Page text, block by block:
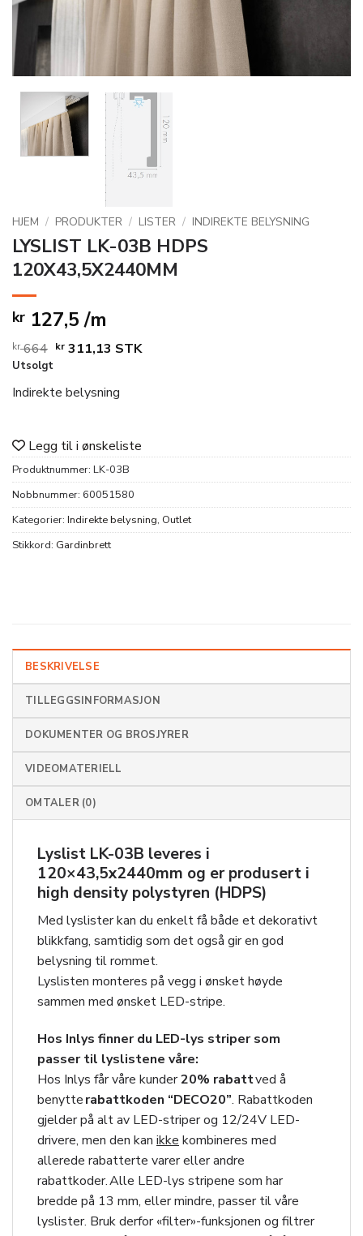
HJEM / PRODUKTER / LISTER / INDIREKTE BELYSNING
LYSLIST LK-03B HDPS
120X43,5X2440MM
kr 127,5 /m
kr664 Opprinnelig
var:
kr311,13 Nåværende
er:
STK
Utsolgt
Indirekte belysning
Legg til i ønskeliste
Produktnummer: LK-03B
Nobbnummer: 60051580
Kategorier: Indirekte belysning, Outlet
Stikkord: Gardinbrett
BESKRIVELSE
TILLEGGSINFORMASJON
DOKUMENTER OG BROSJYRER
VIDEOMATERIELL
OMTALER (0)
Lyslist LK-03B leveres i
120×43,5x2440mm og er produsert i
high density polystyren (HDPS)
Med lyslister kan du enkelt få både et dekorativt
blikkfang, samtidig som det også gir en god
belysning til rommet.
Lyslisten monteres på vegg i ønsket høyde
sammen med ønsket LED-stripe.
Hos Inlys finner du LED-lys striper som
passer til lyslistene våre:
Hos Inlys får våre kunder20% rabattved å
benytterabattkoden “DECO20”. Rabattkoden
gjelder på alt av LED-striper og 12/24V LED-
drivere, men den kan ikke kombineres med
allerede rabatterte varer eller andre
rabattkoder. Alle LED-lys stripene som har
bredde på 13 mm, eller mindre, passer til våre
lyslister. Bruk derfor «filter»-funksjonen og filtrer